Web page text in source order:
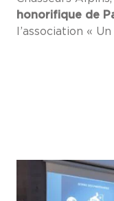
honorifique de
l’association «